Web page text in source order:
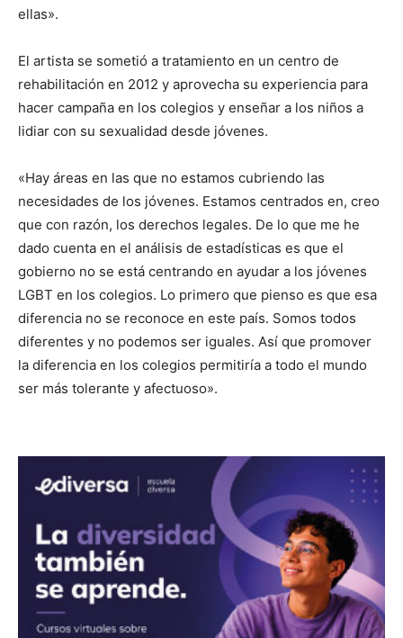
ellas».
El artista se sometió a tratamiento en un centro de
rehabilitación en 2012 y aprovecha su experiencia para
hacer campaña en los colegios y enseñar a los niños a
lidiar con su sexualidad desde jóvenes.
«Hay áreas en las que no estamos cubriendo las
necesidades de los jóvenes. Estamos centrados en, creo
que con razón, los derechos legales. De lo que me he
dado cuenta en el análisis de estadísticas es que el
gobierno no se está centrando en ayudar a los jóvenes
LGBT en los colegios. Lo primero que pienso es que esa
diferencia no se reconoce en este país. Somos todos
diferentes y no podemos ser iguales. Así que promover
la diferencia en los colegios permitiría a todo el mundo
ser más tolerante y afectuoso».